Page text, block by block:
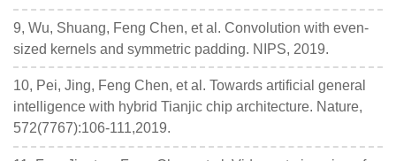
9, Wu, Shuang, Feng Chen, et al. Convolution with even-
sized kernels and symmetric padding. NIPS, 2019.
10, Pei, Jing, Feng Chen, et al. Towards artificial general
intelligence with hybrid Tianjic chip architecture. Nature,
572(7767):106-111,2019.